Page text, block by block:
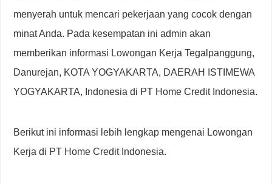
menyerah untuk mencari pekerjaan yang cocok dengan
minat Anda. Pada kesempatan ini admin akan
memberikan informasi Lowongan Kerja Tegalpanggung,
Danurejan, KOTA YOGYAKARTA, DAERAH ISTIMEWA
YOGYAKARTA, Indonesia di PT Home Credit Indonesia.
Berikut ini informasi lebih lengkap mengenai Lowongan
Kerja di PT Home Credit Indonesia.